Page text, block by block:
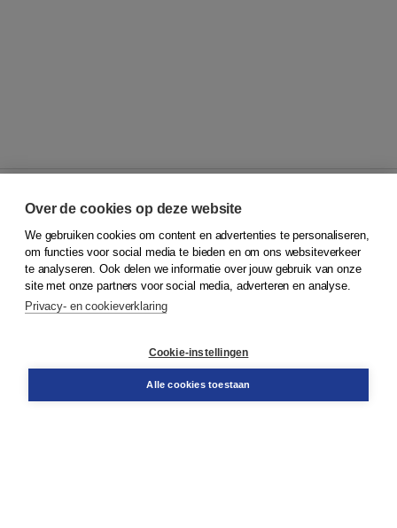
© 2026Koninklijke Boom uitgevers
Klantenservice
Service & informatie
Contact
Over de cookies op deze website
We gebruiken cookies om content en advertenties te personaliseren,
om functies voor social media te bieden en om ons websiteverkeer
te analyseren. Ook delen we informatie over jouw gebruik van onze
site met onze partners voor social media, adverteren en analyse.
Privacy- en cookieverklaring
Cookie-instellingen
Alle cookies toestaan